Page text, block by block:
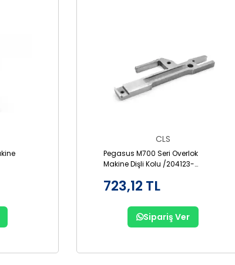
CLS
Pegasus M700 Seri Overlok
Makine Dişli Kolu /204123-
723,12 TL
Sipariş Ver